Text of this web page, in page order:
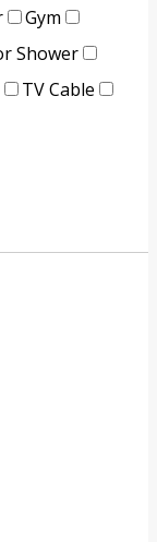
Gym
Shower
TV Cable